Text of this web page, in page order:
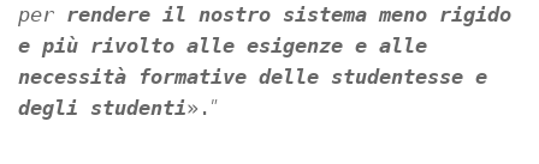
per rendere il nostro sistema meno rigido
e più rivolto alle esigenze e alle
necessità formative delle studentesse e
degli studenti». ”